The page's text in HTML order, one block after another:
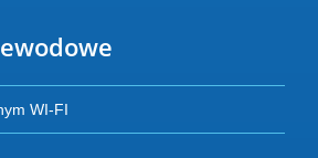
WI-FI